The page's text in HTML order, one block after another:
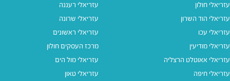
עזריאלי חולון
עזריאלי הוד השרון
עזריאלי עכו
עזריאלי מודיעין
עזריאלי אאוטלט הרצליה
עזריאלי חיפה
עזריאלי רעננה
עזריאלי שרונה
עזריאלי ראשונים
מרכז העסקים חולון
עזריאלי מול הים
עזריאלי טאון